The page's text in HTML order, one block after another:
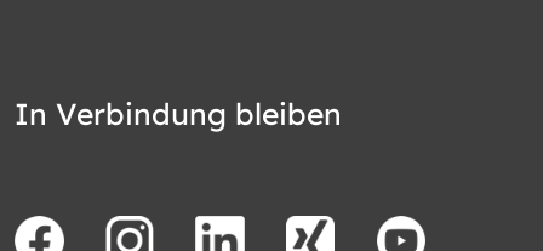
In Verbindung bleiben